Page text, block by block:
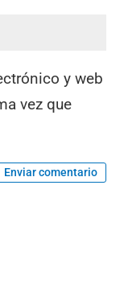
y web
vez que
Enviar comentario